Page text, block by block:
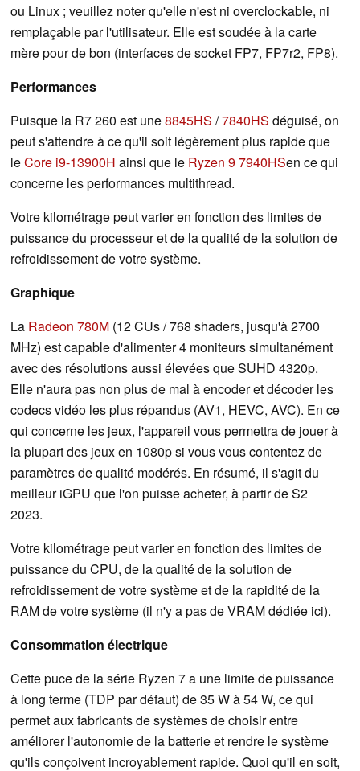
ou Linux ; veuillez noter qu'elle n'est ni overclockable, ni
remplaçable par l'utilisateur. Elle est soudée à la carte
mère pour de bon (interfaces de socket FP7, FP7r2, FP8).
Performances
Puisque la R7 260 est une8845HS /7840HS déguisé, on
peut s'attendre à ce qu'il soit légèrement plus rapide que
leCore i9-13900H ainsi que le Ryzen 9 7940HSen ce qui
concerne les performances multithread.
Votre kilométrage peut varier en fonction des limites de
puissance du processeur et de la qualité de la solution de
refroidissement de votre système.
Graphique
La Radeon 780M (12 CUs / 768 shaders, jusqu'à 2700
MHz) est capable d'alimenter 4 moniteurs simultanément
avec des résolutions aussi élevées que SUHD 4320p.
Elle n'aura pas non plus de mal à encoder et décoder les
codecs vidéo les plus répandus (AV1, HEVC, AVC). En ce
qui concerne les jeux, l'appareil vous permettra de jouer à
la plupart des jeux en 1080p si vous vous contentez de
paramètres de qualité modérés. En résumé, il s'agit du
meilleur iGPU que l'on puisse acheter, à partir de S2
2023.
Votre kilométrage peut varier en fonction des limites de
puissance du CPU, de la qualité de la solution de
refroidissement de votre système et de la rapidité de la
RAM de votre système (il n'y a pas de VRAM dédiée ici).
Consommation électrique
Cette puce de la série Ryzen 7 a une limite de puissance
à long terme (TDP par défaut) de 35 W à 54 W, ce qui
permet aux fabricants de systèmes de choisir entre
améliorer l'autonomie de la batterie et rendre le système
qu'ils conçoivent incroyablement rapide. Quoi qu'il en soit,